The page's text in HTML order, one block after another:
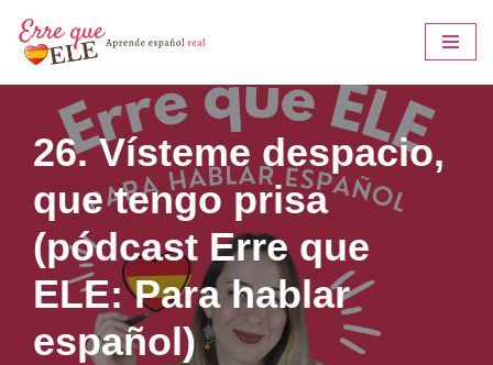
Saltar
al
contenido
26. Vísteme despacio,
que tengo prisa
(pódcast Erre que
ELE: Para hablar
español)